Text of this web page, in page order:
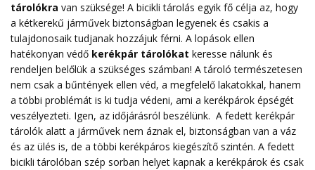
tárolókra van szüksége! A bicikli tárolás egyik fő célja az, hogy
a kétkerekű járművek biztonságban legyenek és csakis a
tulajdonosaik tudjanak hozzájuk férni. A lopások ellen
hatékonyan védő kerékpár tárolókat keresse nálunk és
rendeljen belőlük a szükséges számban! A tároló természetesen
nem csak a bűntények ellen véd, a megfelelő lakatokkal, hanem
a többi problémát is ki tudja védeni, ami a kerékpárok épségét
veszélyezteti. Igen, az időjárásról beszélünk. A fedett kerékpár
tárolók alatt a járművek nem áznak el, biztonságban van a váz
és az ülés is, de a többi kerékpáros kiegészítő szintén. A fedett
bicikli tárolóban szép sorban helyet kapnak a kerékpárok és csak